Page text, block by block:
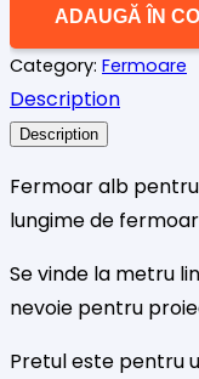
la
metru,
spira
ADAUGĂ ÎN
Category: Fermoare
Description
Description
Fermoar alb
lungime de
Se vinde la metru
nevoie pentru
Pretul este pentru